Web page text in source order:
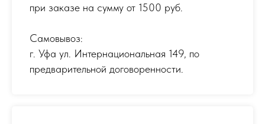
при заказе на сумму от 1500 руб.
Самовывоз:
г. Уфа ул. Интернациональная 149, по
предварительной договоренности.